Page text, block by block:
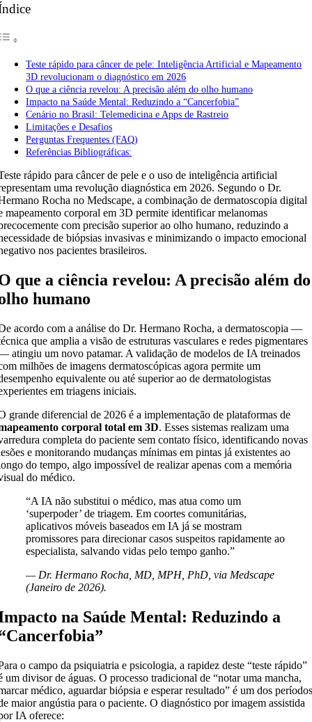
Teste rápido para câncer de pele: Inteligência Artificial e Mapeamento
3D revolucionam o diagnóstico em 2026
O que a ciência revelou: A precisão além do olho humano
Impacto na Saúde Mental: Reduzindo a “Cancerfobia”
Cenário no Brasil: Telemedicina e Apps de Rastreio
Limitações e Desafios
Perguntas Frequentes (FAQ)
Referências Bibliográficas:
rápido para câncer de pele e o uso de inteligência artificial
uma revolução diagnóstica em 2026. Segundo o Dr.
Rocha no Medscape, a combinação de dermatoscopia digital
mapeamento corporal em 3D permite identificar melanomas
com precisão superior ao olho humano, reduzindo a
de biópsias invasivas e minimizando o impacto emocional
nos pacientes brasileiros.
que a ciência revelou: A precisão além do
humano
acordo com a análise do Dr. Hermano Rocha, a dermatoscopia —
que amplia a visão de estruturas vasculares e redes pigmentares
atingiu um novo patamar. A validação de modelos de IA treinados
milhões de imagens dermatoscópicas agora permite um
equivalente ou até superior ao de dermatologistas
em triagens iniciais.
grande diferencial de 2026 é a implementação de plataformas de
corporal total em 3D. Esses sistemas realizam uma
completa do paciente sem contato físico, identificando novas
e monitorando mudanças mínimas em pintas já existentes ao
do tempo, algo impossível de realizar apenas com a memória
do médico.
“A IA não substitui o médico, mas atua como um
‘superpoder’ de triagem. Em coortes comunitárias,
aplicativos móveis baseados em IA já se mostram
promissores para direcionar casos suspeitos rapidamente ao
especialista, salvando vidas pelo tempo ganho.”
— Dr. Hermano Rocha, MD, MPH, PhD, via Medscape
(Janeiro de 2026).
na Saúde Mental: Reduzindo a
o campo da psiquiatria e psicologia, a rapidez deste “teste rápido”
um divisor de águas. O processo tradicional de “notar uma mancha,
médico, aguardar biópsia e esperar resultado” é um dos
maior angústia para o paciente. O diagnóstico por imagem assistida
IA oferece: